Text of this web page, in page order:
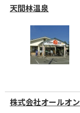
天間林温泉
株式会社オールオン